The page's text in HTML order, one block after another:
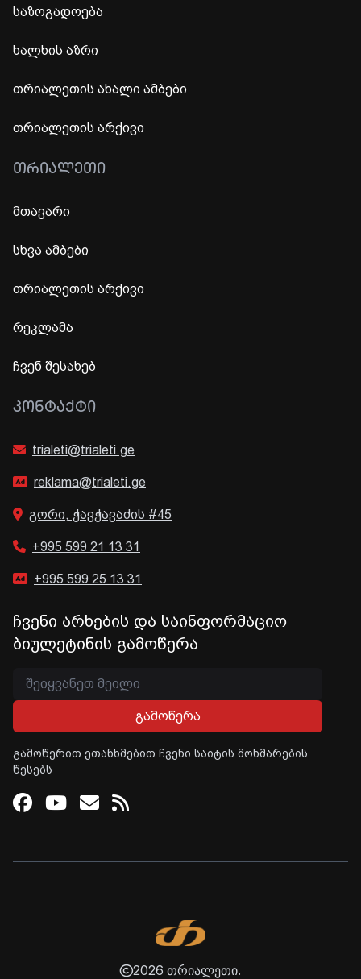
საზოგადოება
ხალხის აზრი
თრიალეთის ახალი ამბები
თრიალეთის არქივი
ᲗᲠᲘᲐᲚᲔᲗᲘ
მთავარი
სხვა ამბები
თრიალეთის არქივი
რეკლამა
ჩვენ შესახებ
ᲙᲝᲜᲢᲐᲥᲢᲘ
trialeti@trialeti.ge
reklama@trialeti.ge
გორი, ჭავჭავაძის #45
+995 599 21 13 31
+995 599 25 13 31
ჩვენი არხების და საინფორმაციო
ბიულეტინის გამოწერა
გამოწერა
გამოწერით ეთანხმებით ჩვენი საიტის მოხმარების
წესებს
Facebook
Youtube
Email
RSS
2026 თრიალეთი.